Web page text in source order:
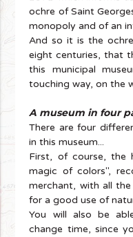
ochre of Saint
monopoly and of an
And so it is the
eight centuries, that
this municipal
touching way, on the
A museum in four
There are four
in this museum...
First, of course, the
magic of colors",
merchant, with all
for a good use of
You will also be
change time, since